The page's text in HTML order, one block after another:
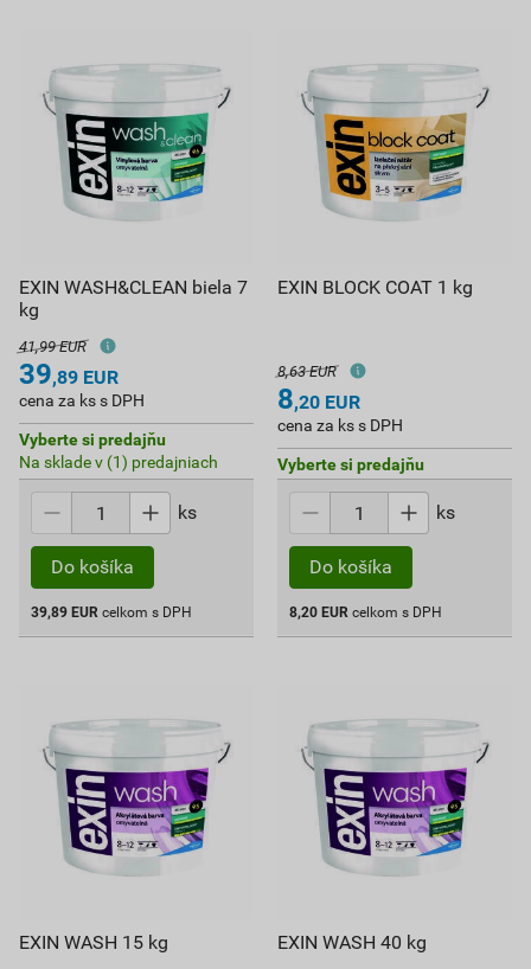
EXIN WASH&CLEAN biela 7
kg
41,99 EUR
39,89 EUR
cena za ks s DPH
Vyberte si predajňu
Na sklade v (1) predajniach
ks
Do košíka
39,89 EUR celkom s DPH
EXIN BLOCK COAT 1 kg
8,63 EUR
8,20 EUR
cena za ks s DPH
Vyberte si predajňu
ks
Do košíka
8,20 EUR celkom s DPH
EXIN WASH 15 kg EXIN WASH 40 kg